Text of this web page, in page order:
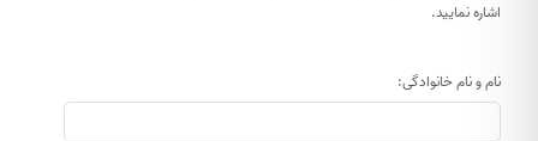
اشاره نمایید.
نام و نام خانوادگی: